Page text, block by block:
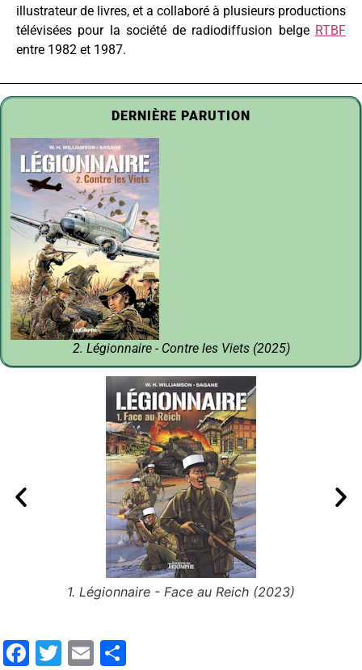
illustrateur de livres, et a collaboré à plusieurs productions
télévisées pour la société de radiodiffusion belge RTBF
entre 1982 et 1987.
DERNIÈRE PARUTION
2. Légionnaire - Contre les Viets (2025)
1. Légionnaire - Face au Reich (2023)
Facebook
Twitter
Email